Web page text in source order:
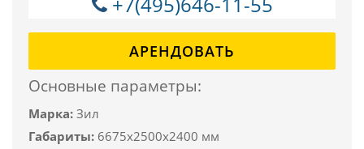
АРЕНДОВАТЬ
Основные параметры:
Марка: Зил
Габариты: 6675х2500х2400 мм